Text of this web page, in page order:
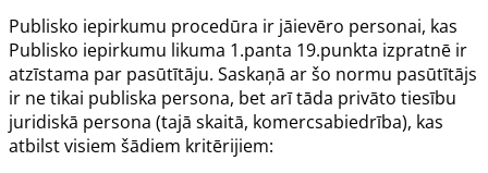
Publisko iepirkumu procedūra ir jāievēro personai, kas
Publisko iepirkumu likuma 1.panta 19.punkta izpratnē ir
atzīstama par pasūtītāju. Saskaņā ar šo normu pasūtītājs
ir ne tikai publiska persona, bet arī tāda privāto tiesību
juridiskā persona (tajā skaitā, komercsabiedrība), kas
atbilst visiem šādiem kritērijiem: